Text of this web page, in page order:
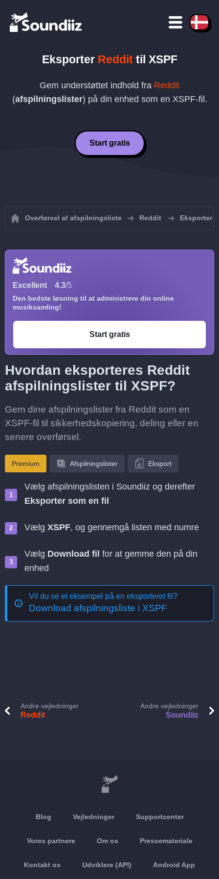
Eksporter Reddittil XSPF
Gem understøttet indhold fra Reddit
(afspilningslister) på din enhed som en XSPF-fil.
Start gratis
Overførsel af afspilningsliste Reddit Eksporter
Excellent 4.3/5
Den bedste løsning til at administrere din online
musiksamling!
Start gratis
Hvordan eksporteres Reddit
afspilningslister til XSPF?
Gem dine afspilningslister fra Reddit som en
XSPF-fil til sikkerhedskopiering, deling eller en
senere overførsel.
Premium Afspilningslister Eksport
Vælg afspilningslisten i Soundiiz og derefter
Eksporter som en fil
Vælg XSPF, og gennemgå listen med numre
Vælg Download fil for at gemme den på din
enhed
Vil du se et eksempel på en eksporteret fil?
Download afspilningsliste i XSPF
Andre vejledninger
Reddit
Andre vejledninger
Soundiiz
Blog Vejledninger Supportcenter
Vores partnere Om os Pressemateriale
Kontakt os Udviklere (API) Android App